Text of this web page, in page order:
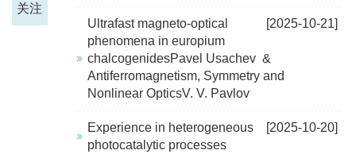
关注
[2025-10-21]
Ultrafast magneto-optical
phenomena in europium
chalcogenidesPavel Usachev &
Antiferromagnetism, Symmetry and
Nonlinear OpticsV. V. Pavlov
[2025-10-20]
Experience in heterogeneous
photocatalytic processes